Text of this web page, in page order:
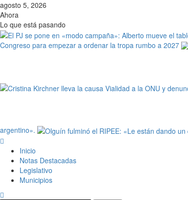
agosto 5, 2026
Ahora
Lo que está pasando
Congreso para empezar a ordenar la tropa rumbo a 2027
argentino».
Inicio
Notas Destacadas
Legislativo
Municipios